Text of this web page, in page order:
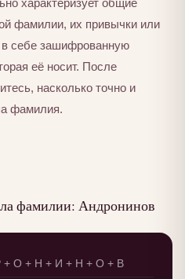
характеризует общие
фамилии, их привычки или
себе зашифрованную
её носит. После
насколько точно и
фамилия.
фамилии: Андронинов
+ О + Н + И + Н + О + В